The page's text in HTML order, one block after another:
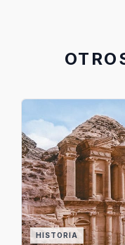
HISTORIA